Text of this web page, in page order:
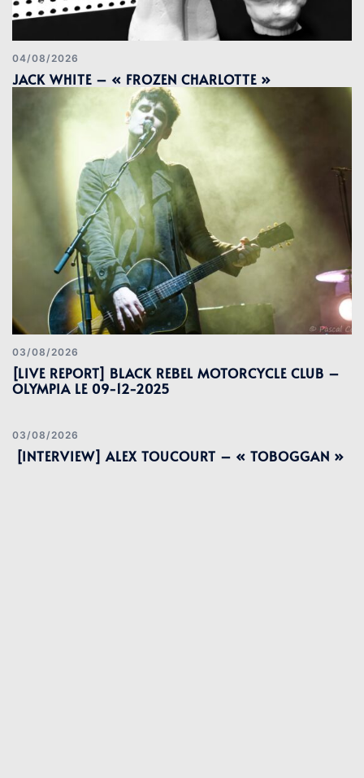
04/08/2026
JACK WHITE – « FROZEN CHARLOTTE »
03/08/2026
[LIVE REPORT] BLACK REBEL MOTORCYCLE CLUB –
OLYMPIA LE 09-12-2025
03/08/2026
[INTERVIEW] ALEX TOUCOURT – « TOBOGGAN »